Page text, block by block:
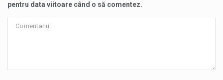
pentru data viitoare când o să comentez.